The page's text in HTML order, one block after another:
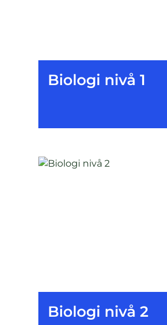
Biologi nivå 1
Biologi nivå 2